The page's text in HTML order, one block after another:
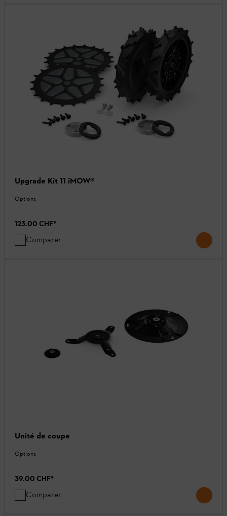
Upgrade Kit 11 iMOW®
Options
123.00 CHF*
Comparer
Unité de coupe
Options
39.00 CHF*
Comparer